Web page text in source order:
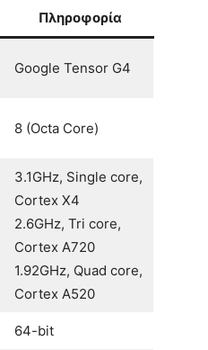
Πληροφορία
Google Tensor G4
8 (Octa Core)
3.1GHz, Single core,
Cortex X4
2.6GHz, Tri core,
Cortex A720
1.92GHz, Quad core,
Cortex A520
64-bit